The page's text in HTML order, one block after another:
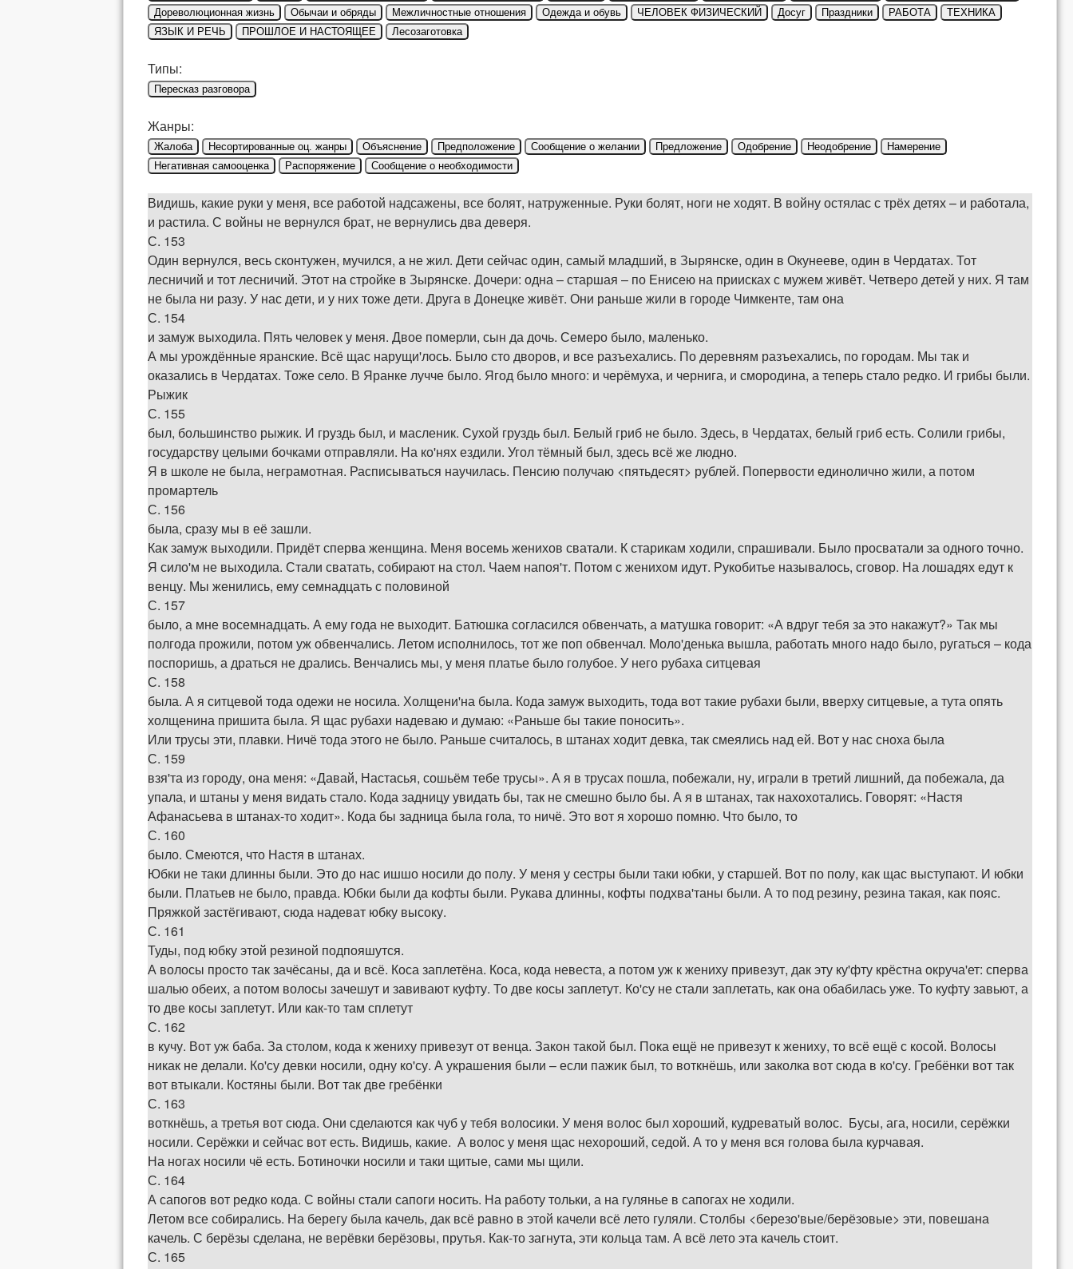
Дореволюционная жизнь
Обычаи и обряды Межличностные отношения Одежда и обувь ЧЕЛОВЕК ФИЗИЧЕСКИЙ Досуг Праздники РАБОТА
ТЕХНИКА
ЯЗЫК И РЕЧЬ
ПРОШЛОЕ И НАСТОЯЩЕЕ Лесозаготовка
Типы:
Пересказ разговора
Жанры:
Жалоба Несортированные оц. жанры Объяснение Предположение Сообщение о желании Предложение Одобрение Неодобрение
Намерение
Негативная самооценка
Распоряжение Сообщение о необходимости
Видишь, какие руки у меня, все работой надсажены, все болят, натруженные. Руки болят, ноги не ходят. В войну остялас с трёх детях – и работала,
и растила. С войны не вернулся брат, не вернулись два деверя.
С. 153
Один вернулся, весь сконтужен, мучился, а не жил. Дети сейчас один, самый младший, в Зырянске, один в Окунееве, один в Чердатах. Тот
лесничий и тот лесничий. Этот на стройке в Зырянске. Дочери: одна – старшая – по Енисею на приисках с мужем живёт. Четверо детей у них. Я там
не была ни разу. У нас дети, и у них тоже дети. Друга в Донецке живёт. Они раньше жили в городе Чимкенте, там она
С. 154
и замуж выходила. Пять человек у меня. Двое померли, сын да дочь. Семеро было, маленько.
А мы урождённые яранские. Всё щас нарущи'лось. Было сто дворов, и все разъехались. По деревням разъехались, по городам. Мы так и
оказались в Чердатах. Тоже село. В Яранке лучче было. Ягод было много: и черёмуха, и чернига, и смородина, а теперь стало редко. И грибы были.
Рыжик
С. 155
был, большинство рыжик. И груздь был, и масленик. Сухой груздь был. Белый гриб не было. Здесь, в Чердатах, белый гриб есть. Солили грибы,
государству целыми бочками отправляли. На ко'нях ездили. Угол тёмный был, здесь всё же людно.
Я в школе не была, неграмотная. Расписываться научилась. Пенсию получаю <пятьдесят> рублей. Попервости единолично жили, а потом
промартель
С. 156
была, сразу мы в её зашли.
Как замуж выходили. Придёт сперва женщина. Меня восемь женихов сватали. К старикам ходили, спрашивали. Было просватали за одного точно.
Я сило'м не выходила. Стали сватать, собирают на стол. Чаем напоя'т. Потом с женихом идут. Рукобитье называлось, сговор. На лошадях едут к
венцу. Мы женились, ему семнадцать с половиной
С. 157
было, а мне восемнадцать. А ему года не выходит. Батюшка согласился обвенчать, а матушка говорит: «А вдруг тебя за это накажут?» Так мы
полгода прожили, потом уж обвенчались. Летом исполнилось, тот же поп обвенчал. Моло'денька вышла, работать много надо было, ругаться – кода
поспоришь, а драться не дрались. Венчались мы, у меня платье было голубое. У него рубаха ситцевая
С. 158
была. А я ситцевой тода одежи не носила. Холщени'на была. Кода замуж выходить, тода вот такие рубахи были, вверху ситцевые, а тута опять
холщенина пришита была. Я щас рубахи надеваю и думаю: «Раньше бы такие поносить».
Или трусы эти, плавки. Ничё тода этого не было. Раньше считалось, в штанах ходит девка, так смеялись над ей. Вот у нас сноха была
С. 159
взя'та из городу, она меня: «Давай, Настасья, сошьём тебе трусы». А я в трусах пошла, побежали, ну, играли в третий лишний, да побежала, да
упала, и штаны у меня видать стало. Кода задницу увидать бы, так не смешно было бы. А я в штанах, так нахохотались. Говорят: «Настя
Афанасьева в штанах-то ходит». Кода бы задница была гола, то ничё. Это вот я хорошо помню. Что было, то
С. 160
было. Смеются, что Настя в штанах.
Юбки не таки длинны были. Это до нас ишшо носили до полу. У меня у сестры были таки юбки, у старшей. Вот по полу, как щас выступают. И юбки
были. Платьев не было, правда. Юбки были да кофты были. Рукава длинны, кофты подхва'таны были. А то под резину, резина такая, как пояс.
Пряжкой застёгивают, сюда надеват юбку высоку.
С. 161
Туды, под юбку этой резиной подпояшутся.
А волосы просто так зачёсаны, да и всё. Коса заплетёна. Коса, кода невеста, а потом уж к жениху привезут, дак эту ку'фту крёстна окруча'ет: сперва
шалью обеих, а потом волосы зачешут и завивают куфту. То две косы заплетут. Ко'су не стали заплетать, как она обабилась уже. То куфту завьют, а
то две косы заплетут. Или как-то там сплетут
С. 162
в кучу. Вот уж баба. За столом, кода к жениху привезут от венца. Закон такой был. Пока ещё не привезут к жениху, то всё ещё с косой. Волосы
никак не делали. Ко'су девки носили, одну ко'су. А украшения были – если пажик был, то воткнёшь, или заколка вот сюда в ко'су. Гребёнки вот так
вот втыкали. Костяны были. Вот так две гребёнки
С. 163
воткнёшь, а третья вот сюда. Они сделаются как чуб у тебя волосики. У меня волос был хороший, кудреватый волос. Бусы, ага, носили, серёжки
носили. Серёжки и сейчас вот есть. Видишь, какие. А волос у меня щас нехороший, седой. А то у меня вся голова была курчавая.
На ногах носили чё есть. Ботиночки носили и таки щитые, сами мы щили.
С. 164
А сапогов вот редко кода. С войны стали сапоги носить. На работу тольки, а на гулянье в сапогах не ходили.
Летом все собирались. На берегу была качель, дак всё равно в этой качели всё лето гуляли. Столбы <березо'вые/берёзовые> эти, повешана
качель. С берёзы сделана, не верёвки берёзовы, прутья. Как-то загнута, эти кольца там. А всё лето эта качель стоит.
С. 165